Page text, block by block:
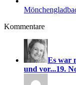
Kommentare
Es war
und vor...19.